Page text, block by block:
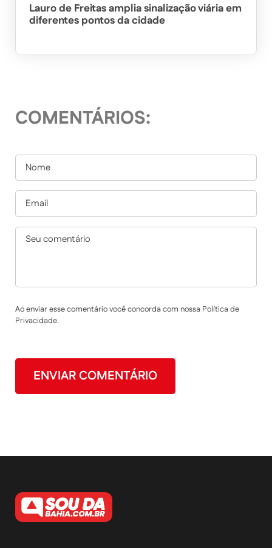
Lauro de Freitas amplia sinalização viária em
diferentes pontos da cidade
COMENTÁRIOS:
Ao enviar esse comentário você concorda com nossa Política de
Privacidade.